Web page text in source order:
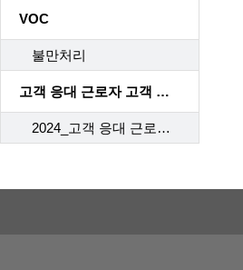
VOC
불만처리
고객 응대 근로자 고객 응대 매뉴얼
2024_고객 응대 근로자 고객 응대 매뉴얼